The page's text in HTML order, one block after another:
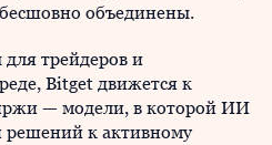
объединены.
трейдеров и
Bitget движется к
— модели, в которой ИИ
решений к активному